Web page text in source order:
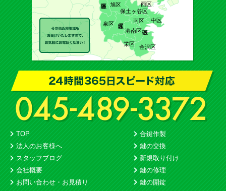
旭区
保土ヶ谷区
西区
泉区
港南区
南区 中区
金沢区
栄区
TOP
法人のお客様へ
スタッフブログ
会社概要
お問い合わせ・お見積り
合鍵作製
鍵の交換
新規取り付け
鍵の修理
鍵の開錠